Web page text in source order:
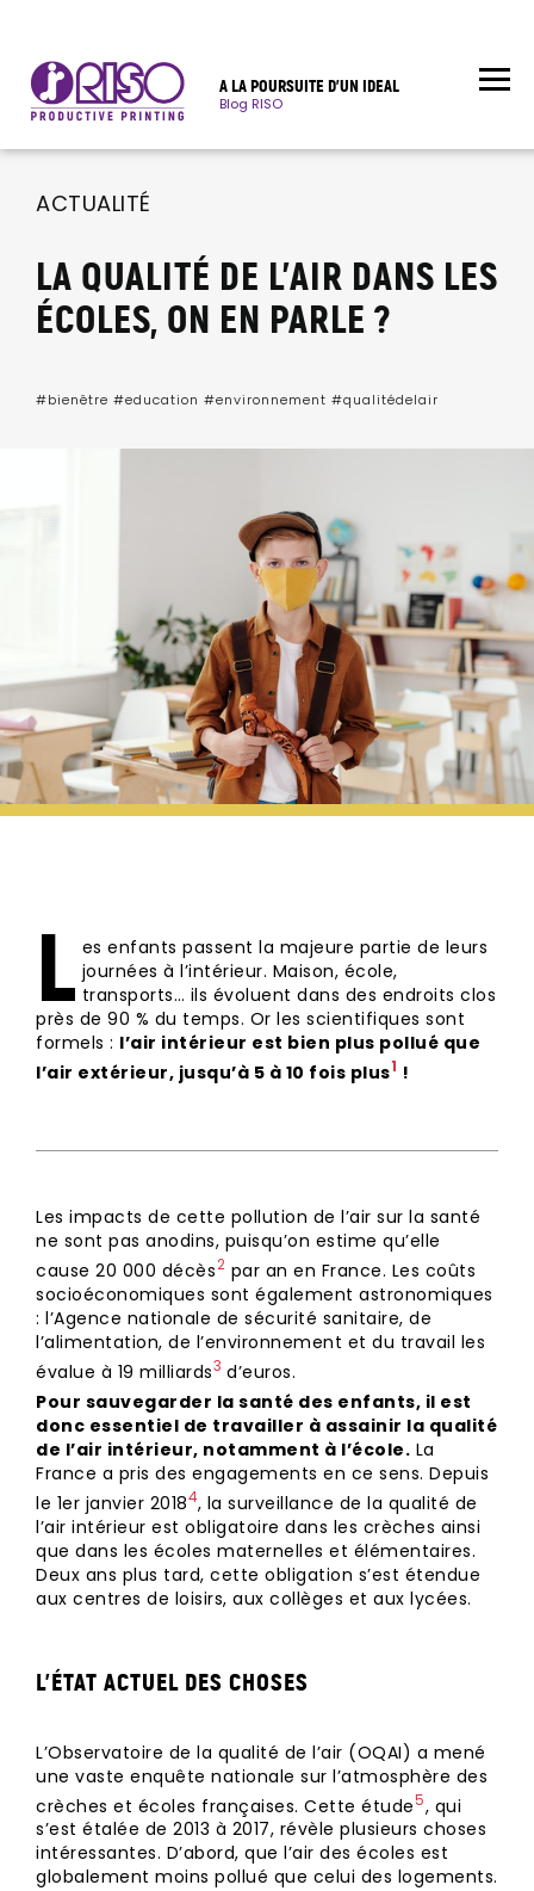
A LA POURSUITE D’UN IDEAL
Blog RISO
ACTUALITÉ
LA QUALITÉ DE L’AIR DANS LES
ÉCOLES, ON EN PARLE ?
#bienêtre #education #environnement #qualitédelair
L es enfants passent la majeure partie de leurs
journées à l’intérieur. Maison, école,
transports… ils évoluent dans des endroits clos
près de 90 % du temps. Or les scientifiques sont
formels : l’air intérieur est bien plus pollué que
l’air extérieur, jusqu’à 5 à 10 fois plus⁠1 !
Les impacts de cette pollution de l’air sur la santé
ne sont pas anodins, puisqu’on estime qu’elle
cause 20 000 décès⁠2 par an en France. Les coûts
socioéconomiques sont également astronomiques
: l’Agence nationale de sécurité sanitaire, de
l’alimentation, de l’environnement et du travail les
évalue à 19 milliards⁠3 d’euros.
Pour sauvegarder la santé des enfants, il est
donc essentiel de travailler à assainir la qualité
de l’air intérieur, notamment à l’école. La
France a pris des engagements en ce sens. Depuis
le 1er janvier 2018⁠4, la surveillance de la qualité de
l’air intérieur est obligatoire dans les crèches ainsi
que dans les écoles maternelles et élémentaires.
Deux ans plus tard, cette obligation s’est étendue
aux centres de loisirs, aux collèges et aux lycées.
L’ÉTAT ACTUEL DES CHOSES
L’Observatoire de la qualité de l’air (OQAI) a mené
une vaste enquête nationale sur l’atmosphère des
crèches et écoles françaises. Cette étude⁠5, qui
s’est étalée de 2013 à 2017, révèle plusieurs choses
intéressantes. D’abord, que l’air des écoles est
globalement moins pollué que celui des logements.